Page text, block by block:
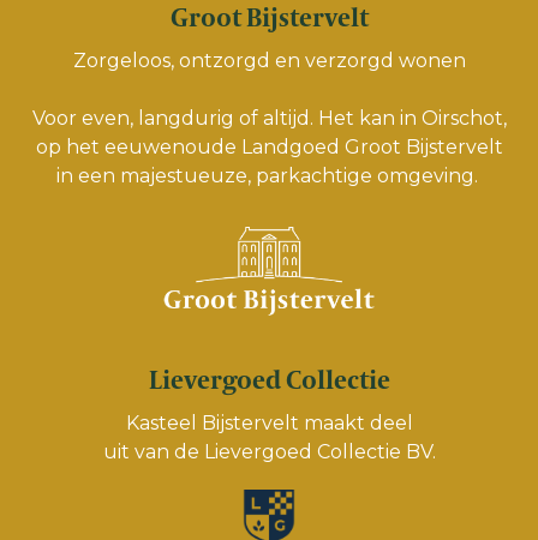
Groot Bijstervelt
Zorgeloos, ontzorgd en verzorgd wonen
Voor even, langdurig of altijd. Het kan in Oirschot,
op het eeuwenoude Landgoed Groot Bijstervelt
in een majestueuze, parkachtige omgeving.
Lievergoed Collectie
Kasteel Bijstervelt maakt deel
uit van de Lievergoed Collectie BV.